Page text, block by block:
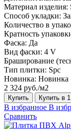
Материал изделия:
Способ укладки:
Количество в
Кратность
Фаска: Да
Вид фаски: 4 V
Браширование
Тип плитки: Spc
Новинка: Новинка
2 324 руб./м2
Купить Купить в
В избранное В
Сравнить